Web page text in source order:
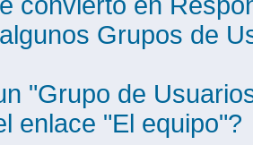
Grupos de
"Grupo de
enlace "El equipo"?